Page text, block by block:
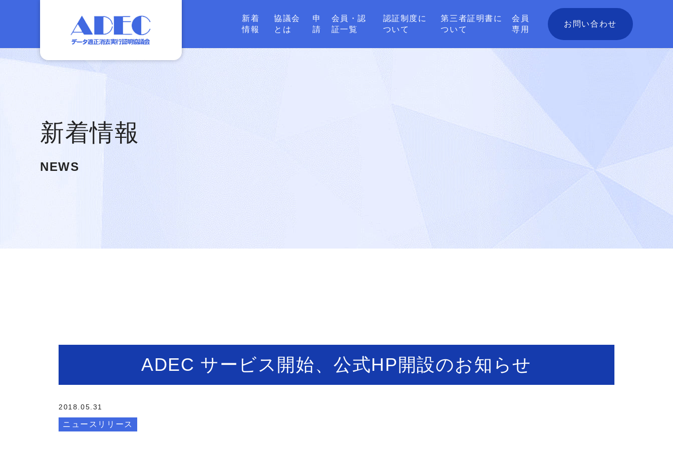
新着
情報
協議会
とは
申
請
会員・認
証一覧
認証制度に
ついて
第三者証明書に
ついて
会員
専用
お問い合わせ
新着情報
NEWS
ADEC サービス開始、公式HP開設のお知らせ
2018.05.31
ニュースリリース